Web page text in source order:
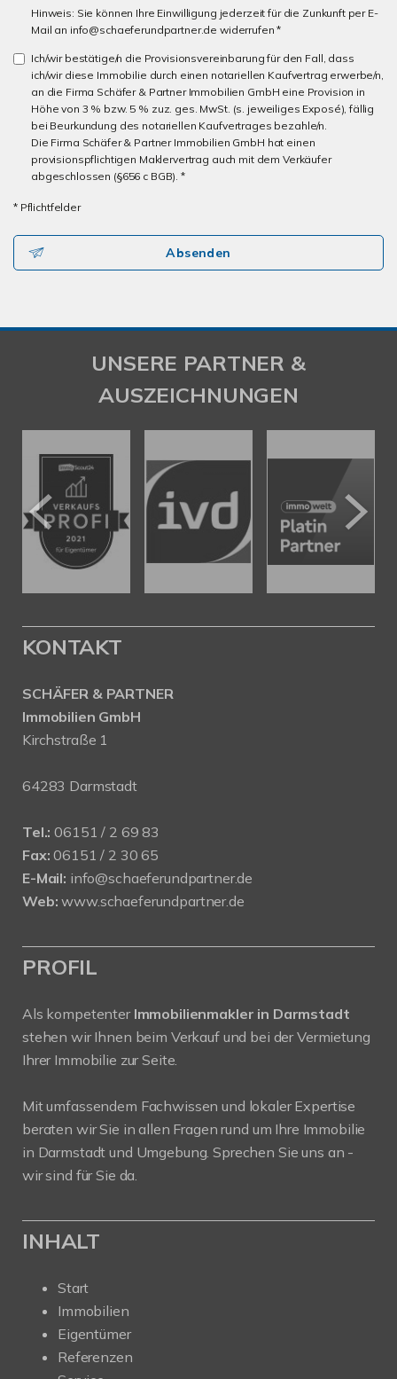
Hinweis: Sie können Ihre Einwilligung jederzeit für die Zunkunft per E-
Mail an info@schaeferundpartner.de widerrufen *
Ich/wir bestätige/n die Provisionsvereinbarung für den Fall, dass
ich/wir diese Immobilie durch einen notariellen Kaufvertrag erwerbe/n,
an die Firma Schäfer & Partner Immobilien GmbH eine Provision in
Höhe von 3 % bzw. 5 % zuz. ges. MwSt. (s. jeweiliges Exposé), fällig
bei Beurkundung des notariellen Kaufvertrages bezahle/n.
Die Firma Schäfer & Partner Immobilien GmbH hat einen
provisionspflichtigen Maklervertrag auch mit dem Verkäufer
abgeschlossen (§656 c BGB). *
* Pflichtfelder
Absenden
UNSERE PARTNER &
AUSZEICHNUNGEN
KONTAKT
SCHÄFER & PARTNER
Immobilien GmbH
Kirchstraße 1
64283 Darmstadt
Tel.: 06151 / 2 69 83
Fax: 06151 / 2 30 65
E-Mail: info@schaeferundpartner.de
Web: www.schaeferundpartner.de
PROFIL
Als kompetenter Immobilienmakler in Darmstadt
stehen wir Ihnen beim Verkauf und bei der Vermietung
Ihrer Immobilie zur Seite.
Mit umfassendem Fachwissen und lokaler Expertise
beraten wir Sie in allen Fragen rund um Ihre Immobilie
in Darmstadt und Umgebung. Sprechen Sie uns an -
wir sind für Sie da.
INHALT
Start
Immobilien
Eigentümer
Referenzen